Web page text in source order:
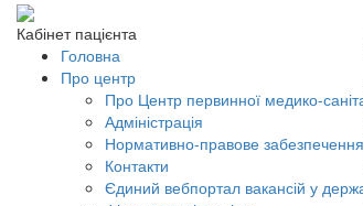
Кабінет пацієнта
Головна
Про центр
Про Центр первинної медико-
Адміністрація
Нормативно-правове забезпечення
Контакти
Єдиний вебпортал вакансій у